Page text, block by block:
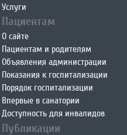
Услуги
Пациентам
О сайте
Пациентам и родителям
Объявления администрации
Показания к госпитализации
Порядок госпитализации
Впервые в санатории
Доступность для инвалидов
Публикации